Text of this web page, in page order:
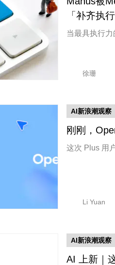
「补齐执行
当最具执行力
徐珊
AI新浪潮观察
刚刚，
这次 Plus 用
Li Yuan
AI新浪潮观察
AI 上新｜